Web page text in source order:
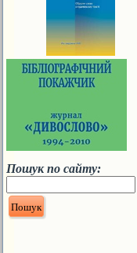
Пошук по сайту: